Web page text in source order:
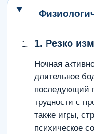
1. Резко
Ночная
длительное
последующий
трудности с
также игры,
психическое